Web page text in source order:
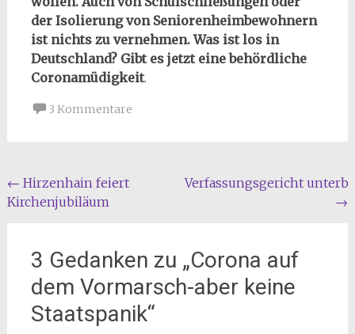
der Isolierung von Seniorenheimbewohnern
ist nichts zu vernehmen. Was ist los in
Deutschland? Gibt es jetzt eine behördliche
Coronamüdigkeit.
3 Kommentare
Beitragsnavigation
← Hirzenhain feiert
Kirchenjubiläum
Verfassungsgericht
→
3 Gedanken zu „Corona auf
dem Vormarsch-aber keine
Staatspanik“